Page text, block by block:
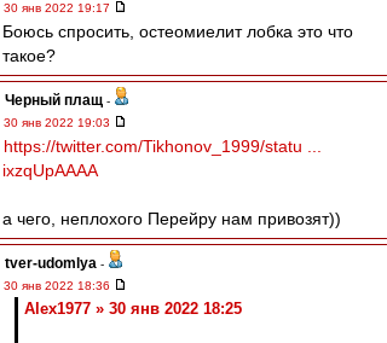
30 янв 2022 19:17
Боюсь спросить, остеомиелит лобка это что
такое?
Черный плащ -
30 янв 2022 19:03
https://twitter.com/Tikhonov_1999/statu ...
ixzqUpAAAA
а чего, неплохого Перейру нам привозят))
tver-udomlya -
30 янв 2022 18:36
Alex1977 » 30 янв 2022 18:25